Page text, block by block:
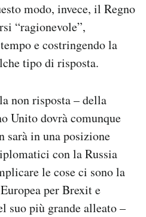
modo, invece, il Regno
“ragionevole”,
e costringendo la
tipo di risposta.
non risposta – della
Unito dovrà comunque
sarà in una posizione
con la Russia
le cose ci sono la
per Brexit e
suo più grande alleato –